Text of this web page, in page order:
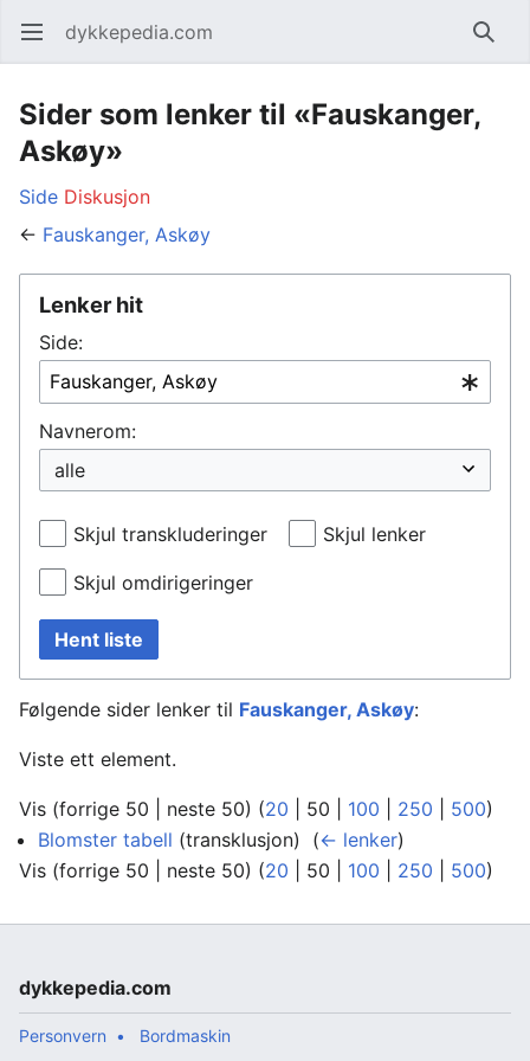
Åpne hovedmenyen dykkepedia.com Søk
Sider som lenker til «Fauskanger,
Askøy»
Side Diskusjon
← Fauskanger, Askøy
Lenker hit
Side:
Navnerom:
Skjul transkluderinger Skjul lenker
Skjul omdirigeringer
Hent liste
Følgende sider lenker til Fauskanger, Askøy:
Viste ett element.
Vis (forrige 50 neste 50) (20 50 100 250 500)
Blomster tabell (transklusjon) ‎ (← lenker)
Vis (forrige 50 neste 50) (20 50 100 250 500)
dykkepedia.com
Personvern Bordmaskin